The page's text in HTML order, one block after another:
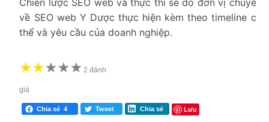
Chiến lược SEO web và thực thi sẽ do đơn vị chuyên
về SEO web Y Dược thực hiện kèm theo timeline cụ
thể và yêu cầu của doanh nghiệp.
★★★★★
★ 2 đánh
giá
Chia sẻ 4 Tweet Chia sẻ Lưu